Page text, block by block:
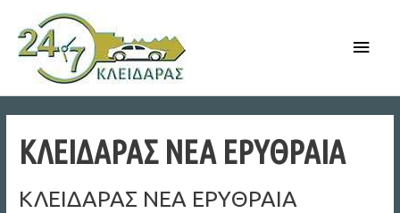
content
Main
ΚΛΕΙΔΑΡΑΣ ΝΕΑ ΕΡΥΘΡΑΙΑ
ΚΛΕΙΔΑΡΑΣ ΝΕΑ ΕΡΥΘΡΑΙΑ